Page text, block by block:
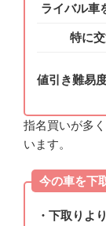
ライバル車
特に
値引き難易
指名買いが多
います。
今の車を下
・下取りよ